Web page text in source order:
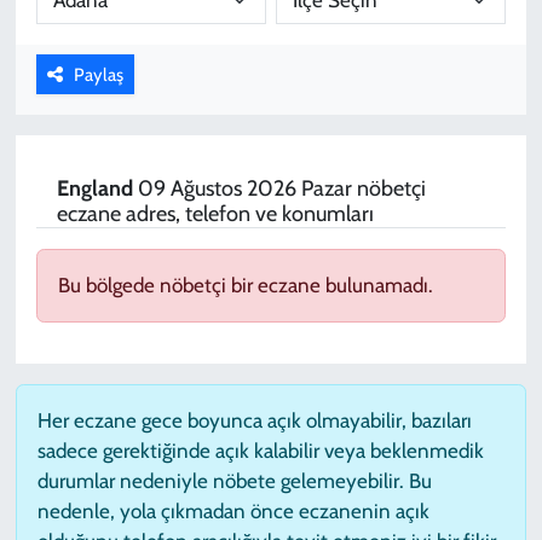
Paylaş
England09 Ağustos 2026 Pazar nöbetçi
eczane adres, telefon ve konumları
Bu bölgede nöbetçi bir eczane bulunamadı.
Her eczane gece boyunca açık olmayabilir, bazıları
sadece gerektiğinde açık kalabilir veya beklenmedik
durumlar nedeniyle nöbete gelemeyebilir. Bu
nedenle, yola çıkmadan önce eczanenin açık